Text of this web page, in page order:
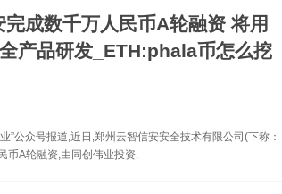
完成数千万人民币A轮融资 将用
产品研发_ETH:phala币怎么挖
”公众号报道,近日,郑州云智信安安全技术有限公司(下称：
币A轮融资,由同创伟业投资.